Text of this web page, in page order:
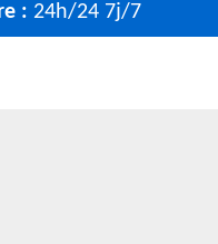
: 24h/24 7j/7